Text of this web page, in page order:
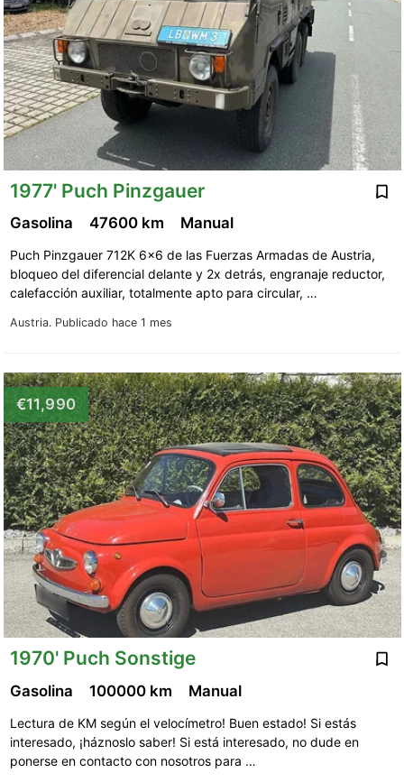
1977' Puch Pinzgauer
Austria. Publicado hace 1 mes
Gasolina 47600 km Manual
Puch Pinzgauer 712K 6x6 de las Fuerzas Armadas de Austria,
bloqueo del diferencial delante y 2x detrás, engranaje reductor,
calefacción auxiliar, totalmente apto para circular, …
€11,990
1970' Puch Sonstige
Gasolina 100000 km Manual
Lectura de KM según el velocímetro! Buen estado! Si estás
interesado, ¡háznoslo saber! Si está interesado, no dude en
ponerse en contacto con nosotros para …